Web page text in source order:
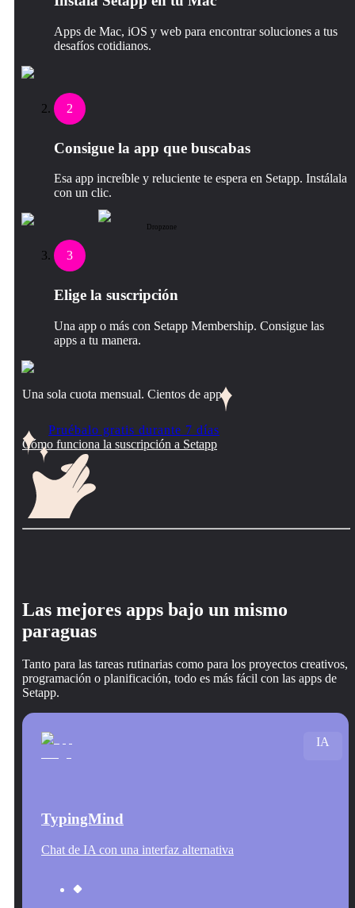
Apps de Mac, iOS y web para encontrar soluciones a tus
desafíos cotidianos.
2
Consigue la app que buscabas
Esa app increíble y reluciente te espera en Setapp. Instálala
con un clic.
Dropzone
3
Elige la suscripción
Una app o más con Setapp Membership. Consigue las
apps a tu manera.
Una sola cuota mensual. Cientos de apps.
Pruébalo gratis durante 7 días
Cómo funciona la suscripción a Setapp
Las mejores apps bajo un mismo
paraguas
Tanto para las tareas rutinarias como para los proyectos creativos,
programación o planificación, todo es más fácil con las apps de
Setapp.
TypingMind
Chat de IA con una interfaz alternativa
IA